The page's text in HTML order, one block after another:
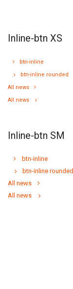
Inline-btn XS
btn-inline
btn-inline rounded
All news
All news
Inline-btn SM
btn-inline
btn-inline rounded
All news
All news